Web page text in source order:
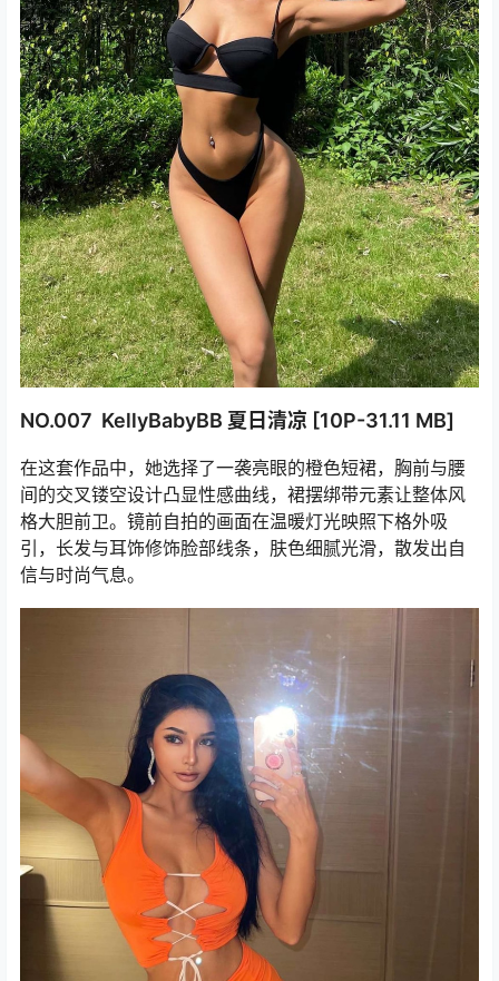
NO.007 KellyBabyBB 夏日清凉 [10P-31.11 MB]
在这套作品中，她选择了一袭亮眼的橙色短裙，胸前与腰
间的交叉镂空设计凸显性感曲线，裙摆绑带元素让整体风
格大胆前卫。镜前自拍的画面在温暖灯光映照下格外吸
引，长发与耳饰修饰脸部线条，肤色细腻光滑，散发出自
信与时尚气息。